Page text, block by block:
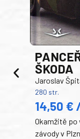
ŠKODA
Jaroslav
280 str.
14,50 €
Okamžitě po
závody v